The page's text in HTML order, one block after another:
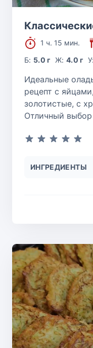
1 ч. 15 мин.
Б: 5.0 г Ж: 4.0 г У:
Идеальные
рецепт с
золотистые, с
Отличный выбор
ИНГРЕДИЕНТЫ